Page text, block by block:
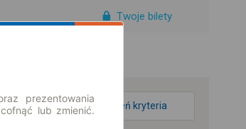
Twoje bilety
zmień kryteria
prezentowania
lub zmienić.